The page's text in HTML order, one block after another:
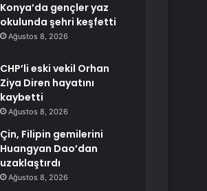
Konya’da gençler yaz
okulunda şehri keşfetti
Ağustos 8, 2026
CHP’li eski vekil Orhan
Ziya Diren hayatını
kaybetti
Ağustos 8, 2026
Çin, Filipin gemilerini
Huangyan Dao’dan
uzaklaştırdı
Ağustos 8, 2026